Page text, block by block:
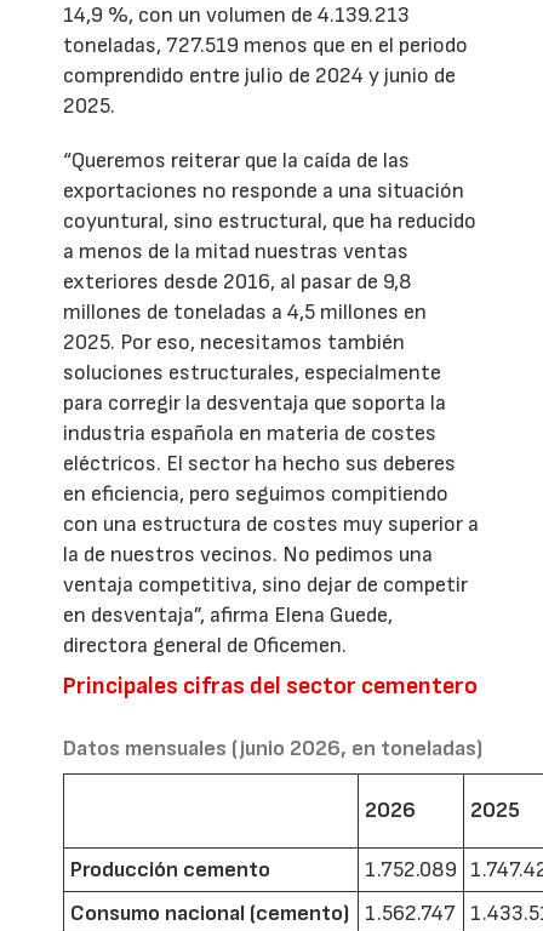
14,9 %, con un volumen de 4.139.213
toneladas, 727.519 menos que en el periodo
comprendido entre julio de 2024 y junio de
2025.
“Queremos reiterar que la caída de las
exportaciones no responde a una situación
coyuntural, sino estructural, que ha reducido
a menos de la mitad nuestras ventas
exteriores desde 2016, al pasar de 9,8
millones de toneladas a 4,5 millones en
2025. Por eso, necesitamos también
soluciones estructurales, especialmente
para corregir la desventaja que soporta la
industria española en materia de costes
eléctricos. El sector ha hecho sus deberes
en eficiencia, pero seguimos compitiendo
con una estructura de costes muy superior a
la de nuestros vecinos. No pedimos una
ventaja competitiva, sino dejar de competir
en desventaja”, afirma Elena Guede,
directora general de Oficemen.
Principales cifras del sector cementero
Datos mensuales (junio 2026, en toneladas)
2026 2025
Producción cemento 1.752.089
Consumo nacional (cemento)
1.562.747